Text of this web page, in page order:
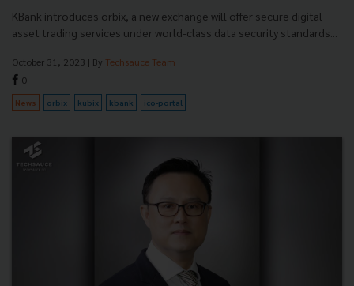
KBank introduces orbix, a new exchange will offer secure digital
asset trading services under world-class data security standards...
October 31, 2023 | By Techsauce Team
0
News orbix kubix kbank ico-portal